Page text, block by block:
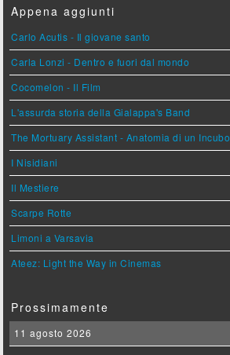
Appena aggiunti
Carlo Acutis - Il giovane santo
Carla Lonzi - Dentro e fuori dal mondo
Cocomelon - Il Film
L'assurda storia della Gialappa's Band
The Mortuary Assistant - Anatomia di un Incubo
I Nisidiani
Il Mestiere
Scarpe Rotte
Limoni a Varsavia
Ateez: Light the Way in Cinemas
Prossimamente
11 agosto 2026